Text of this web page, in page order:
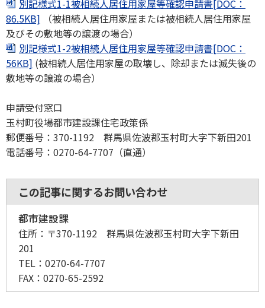
別記様式1-1被相続人居住用家屋等確認申請書[DOC：
86.5KB] （被相続人居住用家屋または被相続人居住用家屋
及びその敷地等の譲渡の場合）
別記様式1-2被相続人居住用家屋等確認申請書[DOC：
56KB] (被相続人居住用家屋の取壊し、除却または滅失後の
敷地等の譲渡の場合）
申請受付窓口
玉村町役場都市建設課住宅政策係
郵便番号：370-1192 群馬県佐波郡玉村町大字下新田201
電話番号：0270-64-7707（直通）
この記事に関するお問い合わせ
都市建設課
住所： 〒370-1192 群馬県佐波郡玉村町大字下新田
201
TEL： 0270-64-7707
FAX： 0270-65-2592